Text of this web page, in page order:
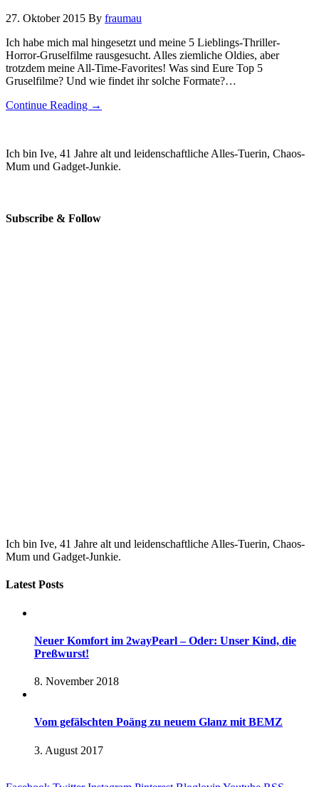
27. Oktober 2015 By fraumau
Ich habe mich mal hingesetzt und meine 5 Lieblings-Thriller-
Horror-Gruselfilme rausgesucht. Alles ziemliche Oldies, aber
trotzdem meine All-Time-Favorites! Was sind Eure Top 5
Gruselfilme? Und wie findet ihr solche Formate?…
Continue Reading →
Ich bin Ive, 41 Jahre alt und leidenschaftliche Alles-Tuerin, Chaos-
Mum und Gadget-Junkie.
Subscribe & Follow
Ich bin Ive, 41 Jahre alt und leidenschaftliche Alles-Tuerin, Chaos-
Mum und Gadget-Junkie.
Latest Posts
Neuer Komfort im 2wayPearl – Oder: Unser Kind, die
Preßwurst!
8. November 2018
Vom gefälschten Poäng zu neuem Glanz mit BEMZ
3. August 2017